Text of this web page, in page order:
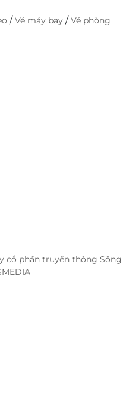
/Vé máy bay /Vé phòng
cổ phần truyền thông Sông